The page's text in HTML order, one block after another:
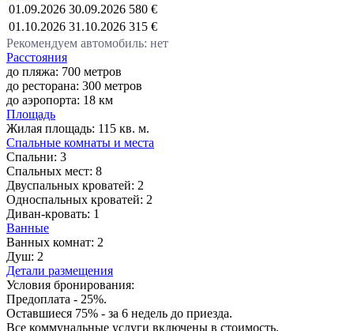
01.09.2026 30.09.2026 580 €
01.10.2026 31.10.2026 315 €
Рекомендуем автомобиль: нет
Расстояния
до пляжа: 700 метров
до ресторана: 300 метров
до аэропорта: 18 км
Площадь
Жилая площадь: 115 кв. м.
Спальные комнаты и места
Спальни: 3
Спальных мест: 8
Двуспальных кроватей: 2
Односпальных кроватей: 2
Диван-кровать: 1
Ванные
Ванных комнат: 2
Душ: 2
Детали размещения
Условия бронирования:
Предоплата - 25%.
Оставшиеся 75% - за 6 недель до приезда.
Все коммунальные услуги включены в стоимость.